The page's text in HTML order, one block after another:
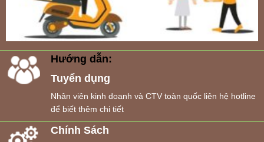
Hướng dẫn:
Tuyển dụng
Nhân viên kinh doanh và CTV toàn quốc liên hệ hotline
để biết thêm chi tiết
Chính Sách